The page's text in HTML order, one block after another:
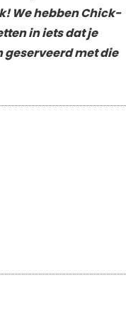
We hebben Chick-
in iets dat je
met die